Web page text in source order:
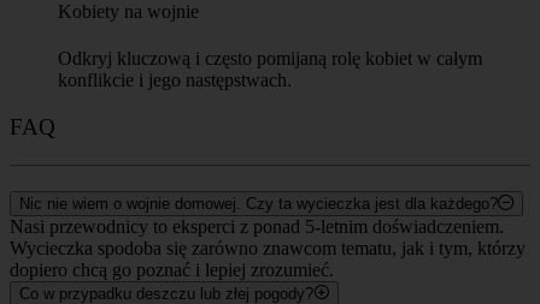
Kobiety na wojnie
Odkryj kluczową i często pomijaną rolę kobiet w całym
konflikcie i jego następstwach.
FAQ
Nic nie wiem o wojnie domowej. Czy ta wycieczka jest dla każdego?
Nasi przewodnicy to eksperci z ponad 5-letnim doświadczeniem.
Wycieczka spodoba się zarówno znawcom tematu, jak i tym, którzy
dopiero chcą go poznać i lepiej zrozumieć.
Co w przypadku deszczu lub złej pogody?